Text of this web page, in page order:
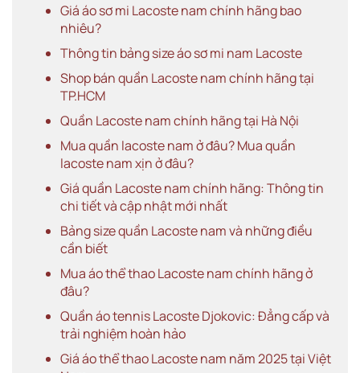
Giá áo sơ mi Lacoste nam chính hãng bao
nhiêu?
Thông tin bảng size áo sơ mi nam Lacoste
Shop bán quần Lacoste nam chính hãng tại
TP.HCM
Quần Lacoste nam chính hãng tại Hà Nội
Mua quần lacoste nam ở đâu? Mua quần
lacoste nam xịn ở đâu?
Giá quần Lacoste nam chính hãng: Thông tin
chi tiết và cập nhật mới nhất
Bảng size quần Lacoste nam và những điều
cần biết
Mua áo thể thao Lacoste nam chính hãng ở
đâu?
Quần áo tennis Lacoste Djokovic: Đẳng cấp và
trải nghiệm hoàn hảo
Giá áo thể thao Lacoste nam năm 2025 tại Việt